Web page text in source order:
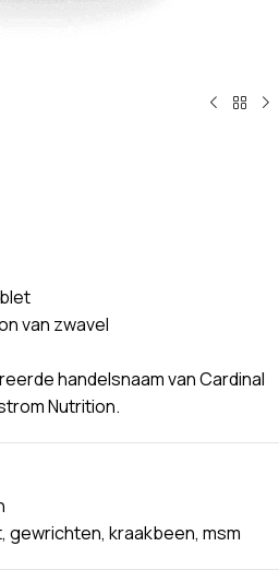
van zwavel
handelsnaam van Cardinal
Nutrition.
, gewrichten, kraakbeen, msm